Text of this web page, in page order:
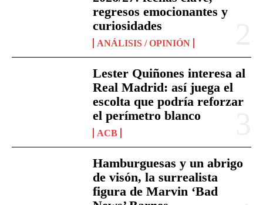
regresos emocionantes y
curiosidades
ANÁLISIS / OPINIÓN
Lester Quiñones interesa al
Real Madrid: así juega el
escolta que podría reforzar
el perímetro blanco
ACB
Hamburguesas y un abrigo
de visón, la surrealista
figura de Marvin ‘Bad